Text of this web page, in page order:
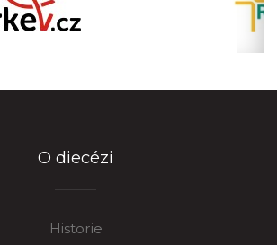
O diecézi
Historie